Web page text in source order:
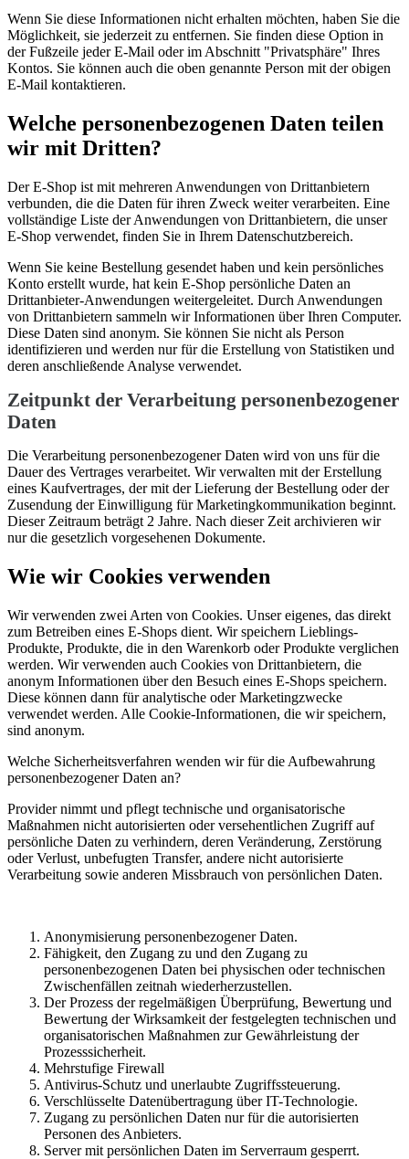
Wenn Sie diese Informationen nicht erhalten möchten, haben Sie die
Möglichkeit, sie jederzeit zu entfernen. Sie finden diese Option in
der Fußzeile jeder E-Mail oder im Abschnitt "Privatsphäre" Ihres
Kontos. Sie können auch die oben genannte Person mit der obigen
E-Mail kontaktieren.
Welche personenbezogenen Daten teilen
wir mit Dritten?
Der E-Shop ist mit mehreren Anwendungen von Drittanbietern
verbunden, die die Daten für ihren Zweck weiter verarbeiten. Eine
vollständige Liste der Anwendungen von Drittanbietern, die unser
E-Shop verwendet, finden Sie in Ihrem Datenschutzbereich.
Wenn Sie keine Bestellung gesendet haben und kein persönliches
Konto erstellt wurde, hat kein E-Shop persönliche Daten an
Drittanbieter-Anwendungen weitergeleitet. Durch Anwendungen
von Drittanbietern sammeln wir Informationen über Ihren Computer.
Diese Daten sind anonym. Sie können Sie nicht als Person
identifizieren und werden nur für die Erstellung von Statistiken und
deren anschließende Analyse verwendet.
Zeitpunkt der Verarbeitung personenbezogener
Daten
Die Verarbeitung personenbezogener Daten wird von uns für die
Dauer des Vertrages verarbeitet. Wir verwalten mit der Erstellung
eines Kaufvertrages, der mit der Lieferung der Bestellung oder der
Zusendung der Einwilligung für Marketingkommunikation beginnt.
Dieser Zeitraum beträgt 2 Jahre. Nach dieser Zeit archivieren wir
nur die gesetzlich vorgesehenen Dokumente.
Wie wir Cookies verwenden
Wir verwenden zwei Arten von Cookies. Unser eigenes, das direkt
zum Betreiben eines E-Shops dient. Wir speichern Lieblings-
Produkte, Produkte, die in den Warenkorb oder Produkte verglichen
werden. Wir verwenden auch Cookies von Drittanbietern, die
anonym Informationen über den Besuch eines E-Shops speichern.
Diese können dann für analytische oder Marketingzwecke
verwendet werden. Alle Cookie-Informationen, die wir speichern,
sind anonym.
Welche Sicherheitsverfahren wenden wir für die Aufbewahrung
personenbezogener Daten an?
Provider nimmt und pflegt technische und organisatorische
Maßnahmen nicht autorisierten oder versehentlichen Zugriff auf
persönliche Daten zu verhindern, deren Veränderung, Zerstörung
oder Verlust, unbefugten Transfer, andere nicht autorisierte
Verarbeitung sowie anderen Missbrauch von persönlichen Daten.
Anonymisierung personenbezogener Daten.
Fähigkeit, den Zugang zu und den Zugang zu
personenbezogenen Daten bei physischen oder technischen
Zwischenfällen zeitnah wiederherzustellen.
Der Prozess der regelmäßigen Überprüfung, Bewertung und
Bewertung der Wirksamkeit der festgelegten technischen und
organisatorischen Maßnahmen zur Gewährleistung der
Prozesssicherheit.
Mehrstufige Firewall
Antivirus-Schutz und unerlaubte Zugriffssteuerung.
Verschlüsselte Datenübertragung über IT-Technologie.
Zugang zu persönlichen Daten nur für die autorisierten
Personen des Anbieters.
Server mit persönlichen Daten im Serverraum gesperrt.